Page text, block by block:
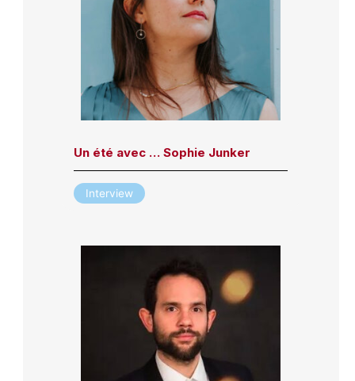
Un été avec … Sophie Junker
Interview